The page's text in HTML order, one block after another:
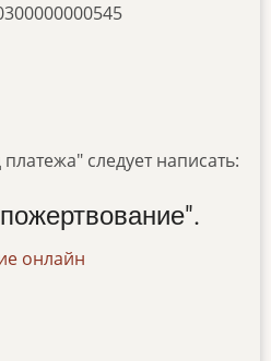
следует написать:
онлайн